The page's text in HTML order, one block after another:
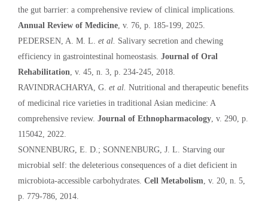
the gut barrier: a comprehensive review of clinical implications.
Annual Review of Medicine, v. 76, p. 185-199, 2025.
PEDERSEN, A. M. L. et al. Salivary secretion and chewing
efficiency in gastrointestinal homeostasis. Journal of Oral
Rehabilitation, v. 45, n. 3, p. 234-245, 2018.
RAVINDRACHARYA, G. et al. Nutritional and therapeutic benefits
of medicinal rice varieties in traditional Asian medicine: A
comprehensive review. Journal of Ethnopharmacology, v. 290, p.
115042, 2022.
SONNENBURG, E. D.; SONNENBURG, J. L. Starving our
microbial self: the deleterious consequences of a diet deficient in
microbiota-accessible carbohydrates. Cell Metabolism, v. 20, n. 5,
p. 779-786, 2014.